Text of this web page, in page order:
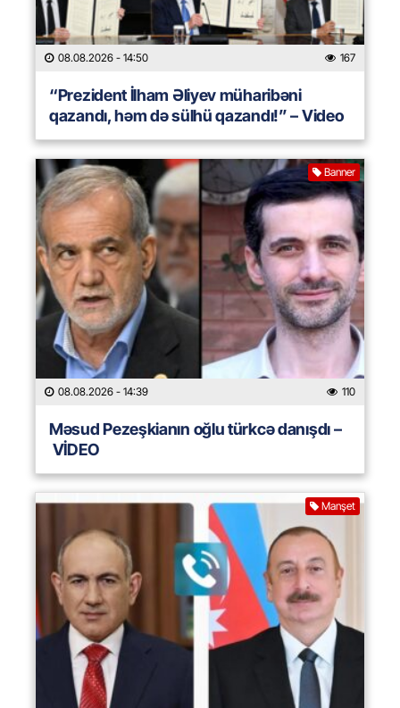
08.08.2026 - 14:50 167
“Prezident İlham Əliyev müharibəni
qazandı, həm də sülhü qazandı!” – Video
Banner
08.08.2026 - 14:39 110
Məsud Pezeşkianın oğlu türkcə danışdı –
VİDEO
Manşet